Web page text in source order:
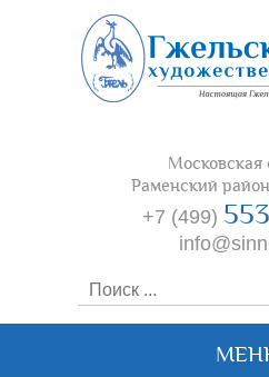
Московская
Раменский
+7 (499)